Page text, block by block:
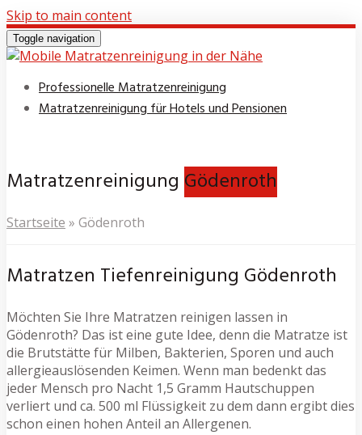
Skip to main content
Toggle navigation
Professionelle Matratzenreinigung
Matratzenreinigung für Hotels und Pensionen
Matratzenreinigung Gödenroth
Startseite » Gödenroth
Matratzen Tiefenreinigung Gödenroth
Möchten Sie Ihre Matratzen reinigen lassen in
Gödenroth? Das ist eine gute Idee, denn die Matratze ist
die Brutstätte für Milben, Bakterien, Sporen und auch
allergieauslösenden Keimen. Wenn man bedenkt das
jeder Mensch pro Nacht 1,5 Gramm Hautschuppen
verliert und ca. 500 ml Flüssigkeit zu dem dann ergibt dies
schon einen hohen Anteil an Allergenen.